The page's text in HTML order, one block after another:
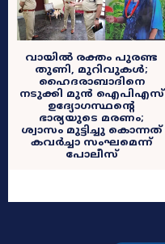
വായിൽ രക്തം പുരണ്ട
തുണി, മുറിവുകൾ;
ഹൈദരാബാദിനെ
നടുക്കി മുൻ ഐപിഎസ്
ഉദ്യോഗസ്ഥന്റെ
ഭാര്യയുടെ മരണം;
ശ്വാസം മുട്ടിച്ചു കൊന്നത്
കവർച്ചാ സംഘമെന്ന്
പോലീസ്